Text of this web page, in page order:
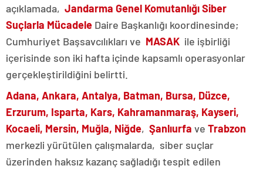
açıklamada, Jandarma Genel Komutanlığı Siber
Suçlarla Mücadele Daire Başkanlığı koordinesinde;
Cumhuriyet Başsavcılıkları ve MASAK ile işbirliği
içerisinde son iki hafta içinde kapsamlı operasyonlar
gerçekleştirildiğini belirtti.
Adana, Ankara, Antalya, Batman, Bursa, Düzce,
Erzurum, Isparta, Kars, Kahramanmaraş, Kayseri,
Kocaeli, Mersin, Muğla, Niğde, Şanlıurfa ve Trabzon
merkezli yürütülen çalışmalarda, siber suçlar
üzerinden haksız kazanç sağladığı tespit edilen